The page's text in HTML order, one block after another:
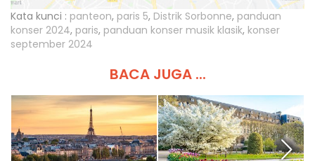
Kata kunci : panteon, paris 5, Distrik Sorbonne, panduan
konser 2024, paris, panduan konser musik klasik, konser
september 2024
BACA JUGA ...